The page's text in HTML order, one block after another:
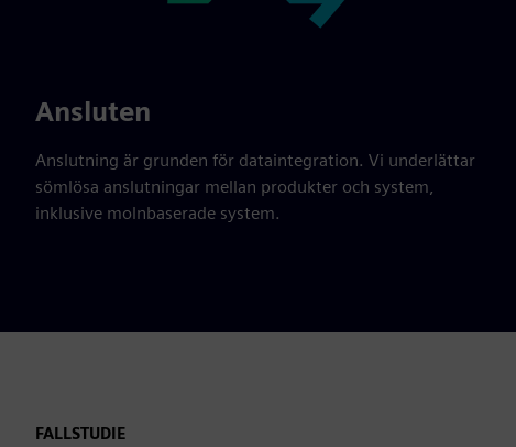
Ansluten
Anslutning är grunden för dataintegration. Vi underlättar
sömlösa anslutningar mellan produkter och system,
inklusive molnbaserade system.
FALLSTUDIE